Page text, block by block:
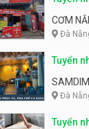
trường
CƠM
Đà
Tuyển
parttime
Đà
Tuyển